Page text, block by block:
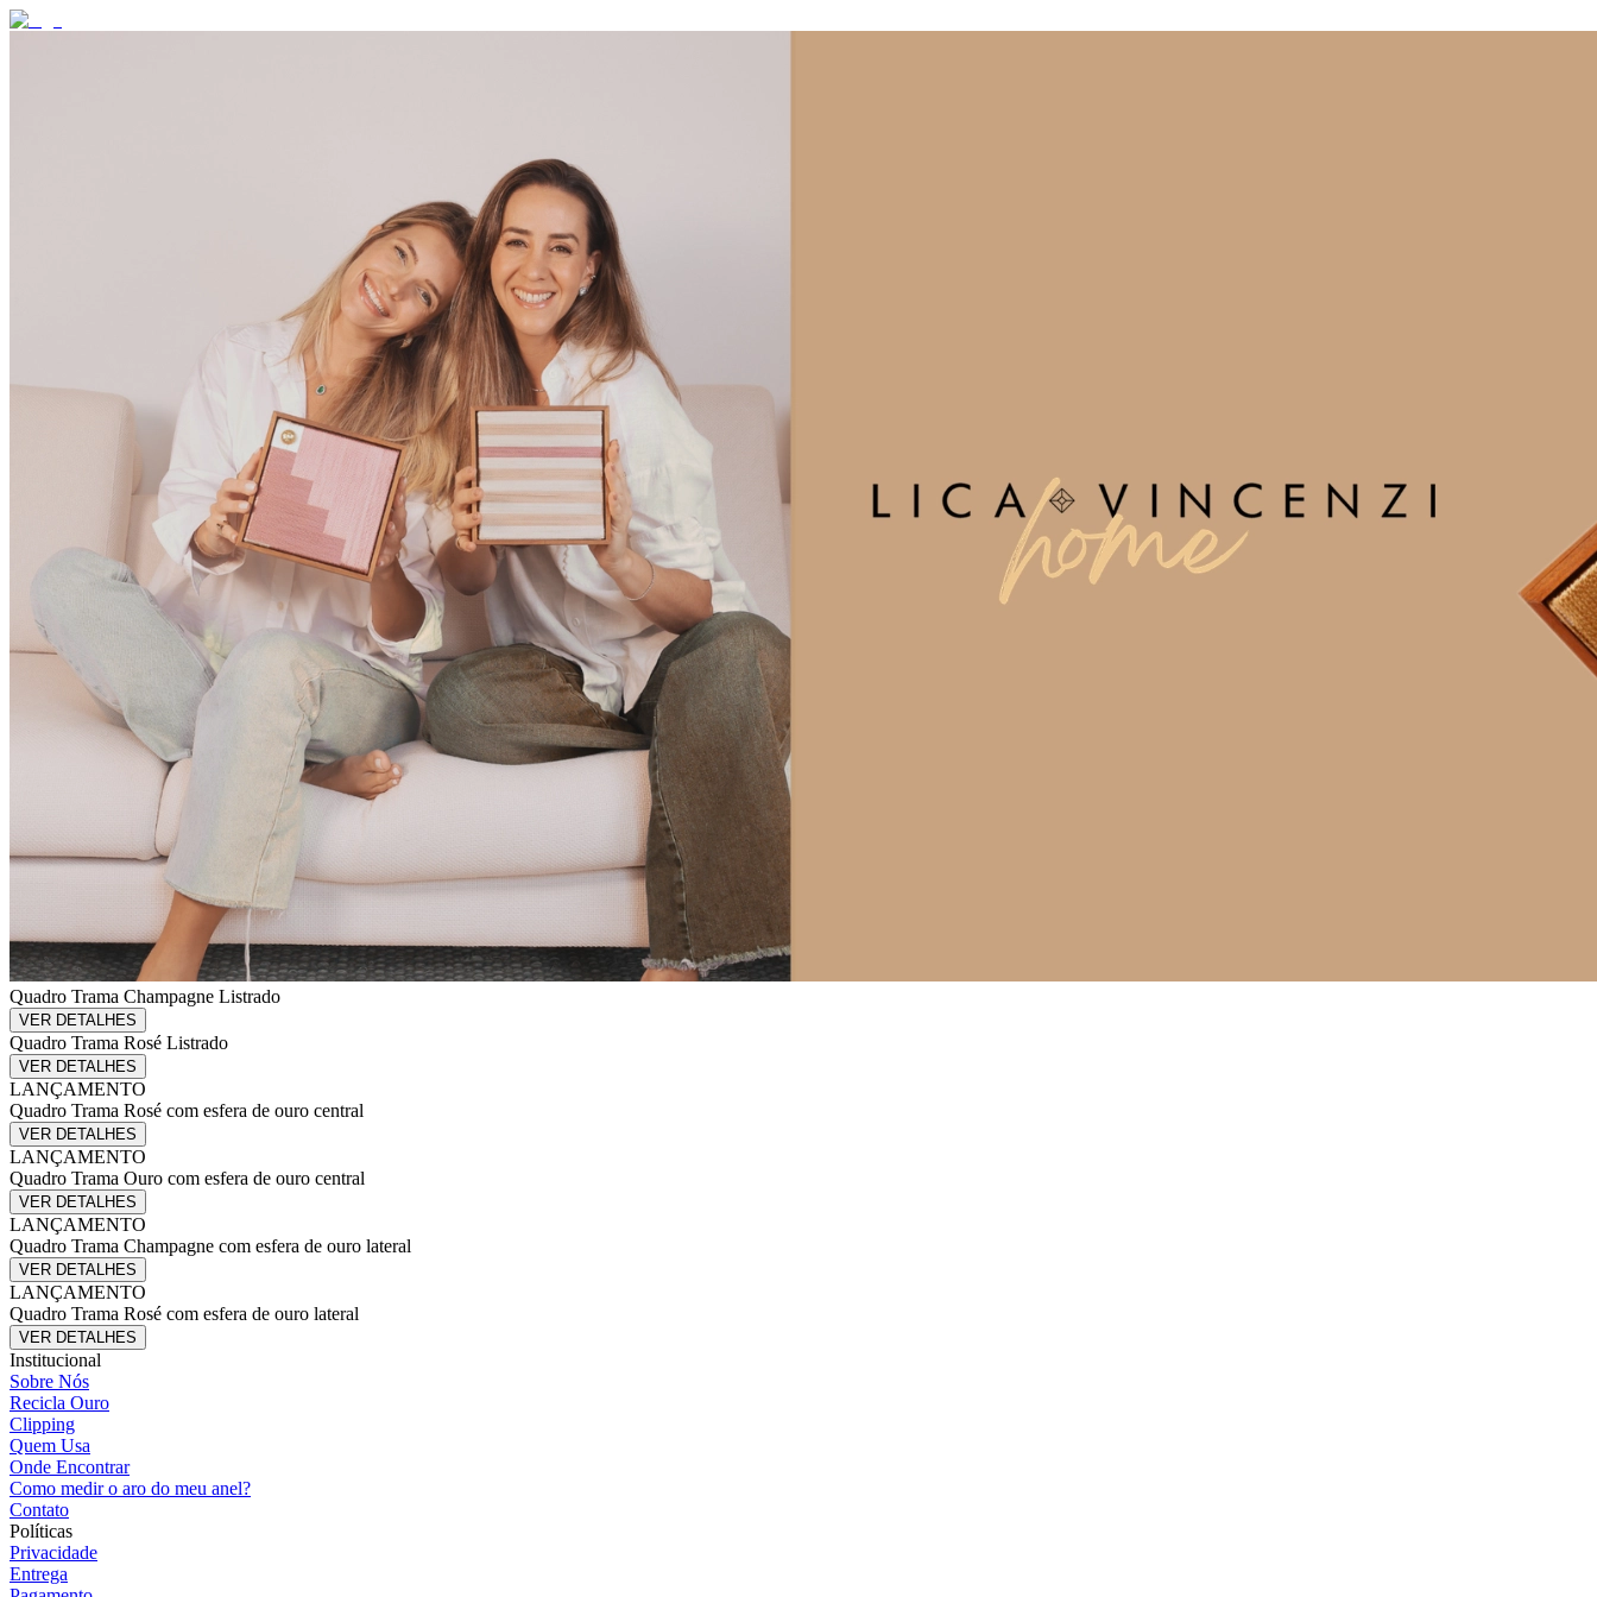
Quadro Trama Champagne Listrado
VER DETALHES
Quadro Trama Rosé Listrado
VER DETALHES
LANÇAMENTO
Quadro Trama Rosé com esfera de ouro central
VER DETALHES
LANÇAMENTO
Quadro Trama Ouro com esfera de ouro central
VER DETALHES
LANÇAMENTO
Quadro Trama Champagne com esfera de ouro lateral
VER DETALHES
LANÇAMENTO
Quadro Trama Rosé com esfera de ouro lateral
VER DETALHES
Institucional
Sobre Nós
Recicla Ouro
Clipping
Quem Usa
Onde Encontrar
Como medir o aro do meu anel?
Contato
Políticas
Privacidade
Entrega